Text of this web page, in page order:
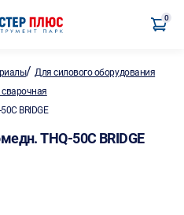
0
/Для силового оборудования
BRIDGE
THQ-50C BRIDGE